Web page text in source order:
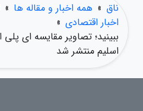
ناق » همه اخبار و مقاله ها »
اخبار اقتصادی »
اسلیم منتشر شد